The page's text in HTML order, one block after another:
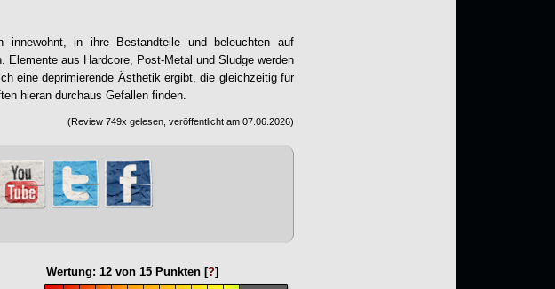
innewohnt, in ihre Bestandteile und beleuchten auf
Elemente aus Hardcore, Post-Metal und Sludge werden
eine deprimierende Ästhetik ergibt, die gleichzeitig für
hieran durchaus Gefallen finden.
(Review 749x gelesen, veröffentlicht am 07.06.2026)
Wertung: 12 von 15 Punkten [?]